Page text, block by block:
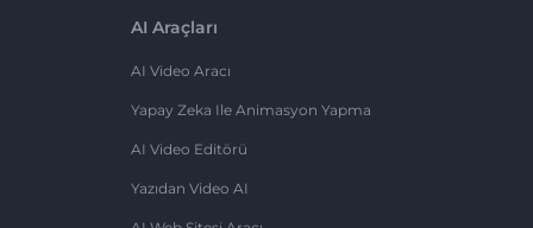
AI Araçları
AI Video Aracı
Yapay Zeka Ile Animasyon Yapma
AI Video Editörü
Yazıdan Video AI